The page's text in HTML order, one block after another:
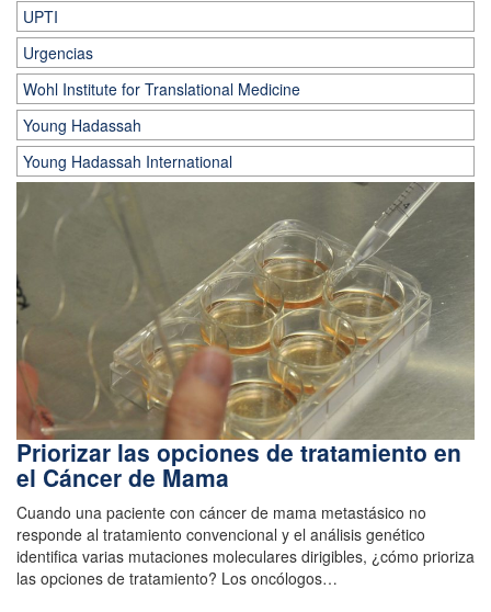
UPTI
Urgencias
Wohl Institute for Translational Medicine
Young Hadassah
Young Hadassah International
Priorizar las opciones de tratamiento en
el Cáncer de Mama
Cuando una paciente con cáncer de mama metastásico no
responde al tratamiento convencional y el análisis genético
identifica varias mutaciones moleculares dirigibles, ¿cómo prioriza
las opciones de tratamiento? Los oncólogos…